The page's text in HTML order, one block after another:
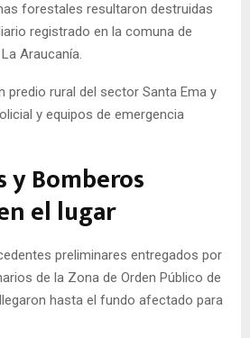
forestales resultaron destruidas
registrado en la comuna de
Araucanía.
predio rural del sector Santa Ema y
y equipos de emergencia
y Bomberos
el lugar
preliminares entregados por
de la Zona de Orden Público de
hasta el fundo afectado para